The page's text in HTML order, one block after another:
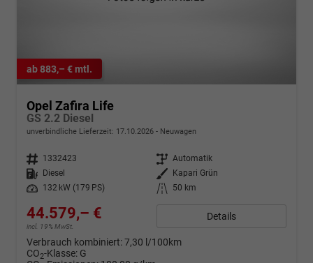
ab 883,– € mtl.
Opel Zafira Life
GS 2.2 Diesel
unverbindliche Lieferzeit: 17.10.2026 Neuwagen
Fahrzeugnr. 1332423 Getriebe Automatik
Kraftstoff
Diesel Außenfarbe
Kapari Grün
Leistung
132 kW (179 PS) Kilometerstand 50 km
44.579,– €
incl. 19% MwSt.
Details
Verbrauch kombiniert:7,30 l/100km
CO2-Klasse: G